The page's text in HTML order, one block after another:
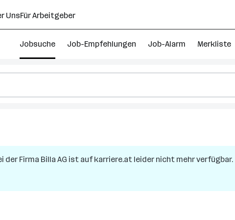
UnsFür Arbeitgeber
Jobsuche Job-Empfehlungen Job-Alarm Merkliste
der Firma Billa AG ist auf karriere.at leider nicht mehr verfügbar.